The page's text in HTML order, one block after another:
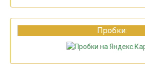
Пробки: